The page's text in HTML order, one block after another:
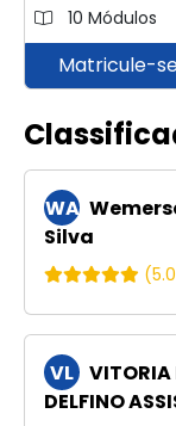
10 Módulos
Matricule-
WA
Silva
VL VITORIA
DELFINO